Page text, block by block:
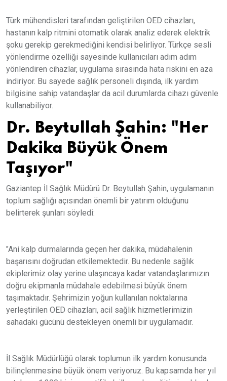
Türk mühendisleri tarafından geliştirilen OED cihazları,
hastanın kalp ritmini otomatik olarak analiz ederek elektrik
şoku gerekip gerekmediğini kendisi belirliyor. Türkçe sesli
yönlendirme özelliği sayesinde kullanıcıları adım adım
yönlendiren cihazlar, uygulama sırasında hata riskini en aza
indiriyor. Bu sayede sağlık personeli dışında, ilk yardım
bilgisine sahip vatandaşlar da acil durumlarda cihazı güvenle
kullanabiliyor.
Dr. Beytullah Şahin: "Her
Dakika Büyük Önem
Taşıyor"
Gaziantep İl Sağlık Müdürü Dr. Beytullah Şahin, uygulamanın
toplum sağlığı açısından önemli bir yatırım olduğunu
belirterek şunları söyledi:
"Ani kalp durmalarında geçen her dakika, müdahalenin
başarısını doğrudan etkilemektedir. Bu nedenle sağlık
ekiplerimiz olay yerine ulaşıncaya kadar vatandaşlarımızın
doğru ekipmanla müdahale edebilmesi büyük önem
taşımaktadır. Şehrimizin yoğun kullanılan noktalarına
yerleştirilen OED cihazları, acil sağlık hizmetlerimizin
sahadaki gücünü destekleyen önemli bir uygulamadır.
İl Sağlık Müdürlüğü olarak toplumun ilk yardım konusunda
bilinçlenmesine büyük önem veriyoruz. Bu kapsamda her yıl